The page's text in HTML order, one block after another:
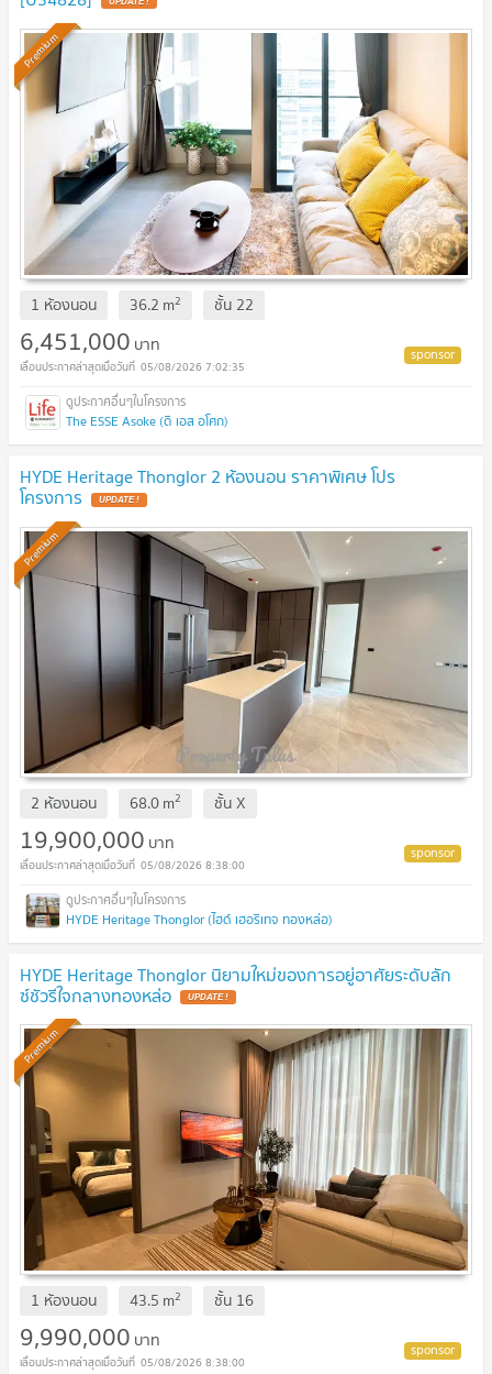
Premium
1 ห้องนอน 36.2 m2 ชั้น 22
6,451,000 บาท
05/08/2026 7:02:35
The ESSE Asoke (ดิ เอส อโศก)
HYDE Heritage Thonglor 2 ห้องนอน ราคาพิเศษ โปร
โครงการ UPDATE !
Premium
2 ห้องนอน 68.0m2 ชั้นX
19,900,000 บาท
05/08/2026 8:38:00
HYDE Heritage Thonglor (ไฮด์ เฮอริเทจ ทองหล่อ)
HYDE Heritage Thonglor นิยามใหม่ของการอยู่อาศัยระดับลัก
ซ์ชัวรีใจกลางทองหล่อ UPDATE !
Premium
1 ห้องนอน 43.5 m2 ชั้น 16
9,990,000 บาท
05/08/2026 8:38:00